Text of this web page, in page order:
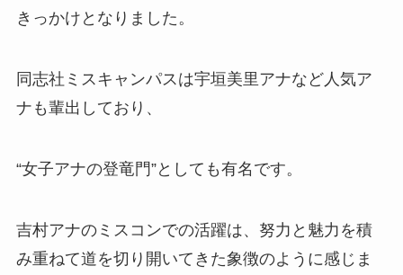
きっかけとなりました。
同志社ミスキャンパスは宇垣美里アナなど人気ア
ナも輩出しており、
“女子アナの登竜門”としても有名です。
吉村アナのミスコンでの活躍は、努力と魅力を積
み重ねて道を切り開いてきた象徴のように感じま